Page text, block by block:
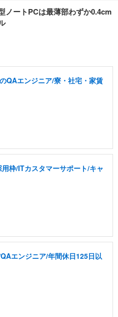
ノートPCは最薄部わずか0.4cm
QAエンジニア/寮・社宅・家賃
枠/ITカスタマーサポート/キャ
エンジニア/年間休日125日以